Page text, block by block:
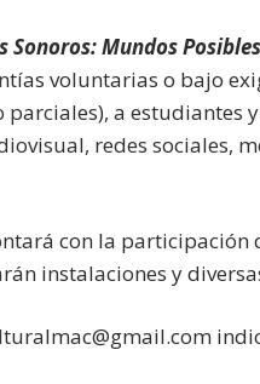
Sonoros: Mundos Posibles
voluntarias o bajo
a estudiantes
redes sociales,
con la participación
instalaciones y